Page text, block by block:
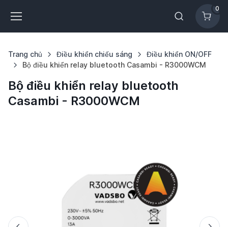
0
Trang chủ Điều khiển chiếu sáng
Điều khiển ON/OFF
Bộ điều khiển relay bluetooth Casambi - R3000WCM
Bộ điều khiển relay bluetooth
Casambi - R3000WCM